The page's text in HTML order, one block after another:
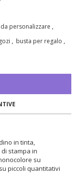
personalizzare ,
, busta per regalo ,
in tinta,
stampa in
su
piccoli quantitativi